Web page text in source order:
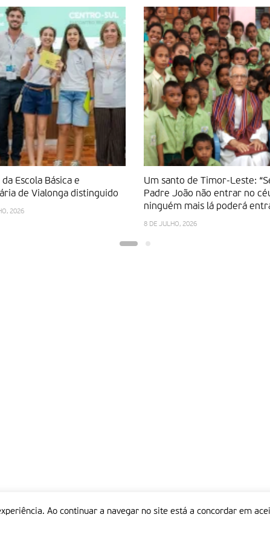
Escola Básica e
de Vialonga distinguido
2026
Um santo de Timor-Leste:
Padre João não entrar no
ninguém mais lá poderá
8 DE JULHO, 2026
Ao continuar a navegar no site está a concordar em